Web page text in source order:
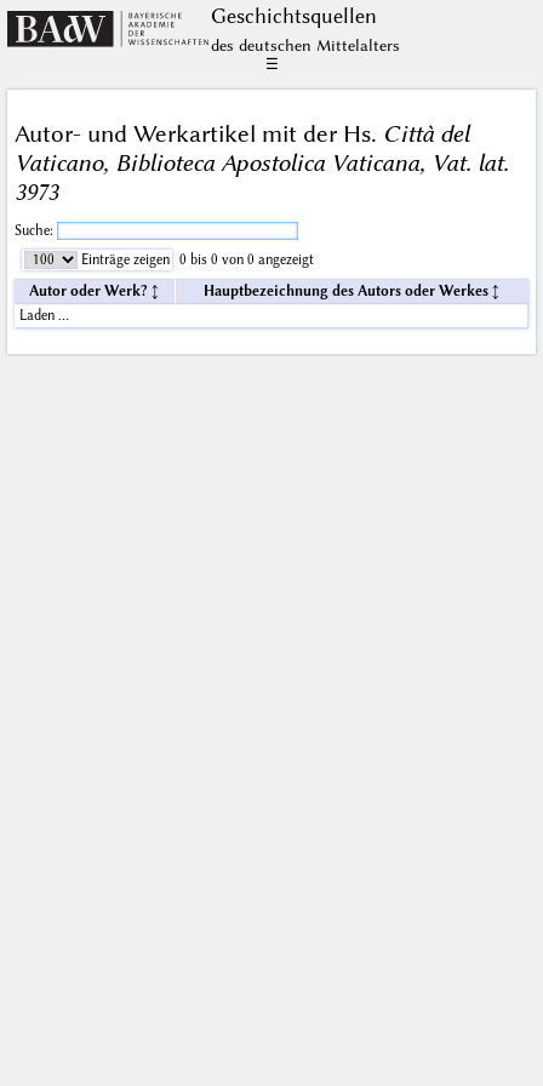
Geschichts­quellen
des deutschen Mittelalters
☰
Autor- und Werkartikel mit der Hs. Città del
Vaticano, Biblioteca Apostolica Vaticana, Vat. lat.
3973
Suche:
Einträge zeigen
0 bis 0 von 0 angezeigt
Autor oder Werk?
Hauptbezeichnung des Autors oder Werkes
Laden …